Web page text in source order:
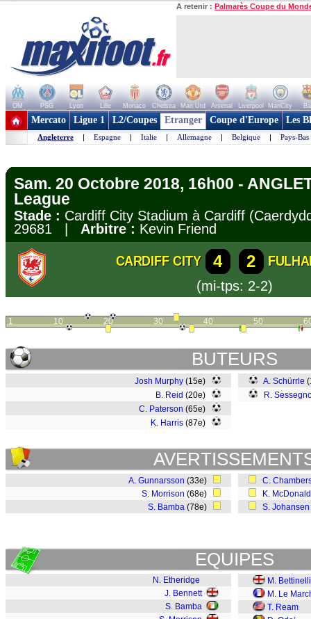
A retenir : Palmarès Coupe du
OM PSG Lyon Lille Monaco Chelsea Man Utd Arsenal Liverpool ManCity
+ de clubs
Mercato Ligue 1 L2/Coupes Etranger Coupe d'Europe Les
Angleterre | Espagne | Italie | Allemagne | Belgique | Pays-Bas
Sam. 20 Octobre 2018, 16h00 -
League
Stade : Cardiff City Stadium à Cardiff
29681 | Arbitre : Kevin Friend
CARDIFF CITY 4 2
(mi-tps: 2-2)
1 10 20 30 40 50
BUTEURS
Josh Murphy (15e)
B. Reid (20e)
C. Paterson (65e)
K. Harris (87e)
A. Schürrle
R.
A. Gunnarsson (33e)
S. Morrison (68e)
S. Bamba (78e)
C.
K. McDonald
S. Johansen
EQUIPES
N. Etheridge
J. Bennett
S. Bamba
M. Bettinelli
M. Le
T. Ream